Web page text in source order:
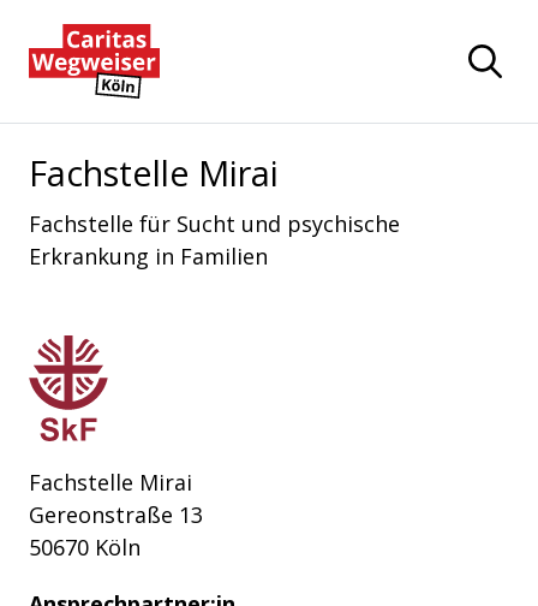
Zur Startseite navigieren
Fachstelle Mirai
Fachstelle für Sucht und psychische
Erkrankung in Familien
Sozialdienst katholischer Frauen e.V. Köln
Fachstelle Mirai
Gereonstraße 13
50670 Köln